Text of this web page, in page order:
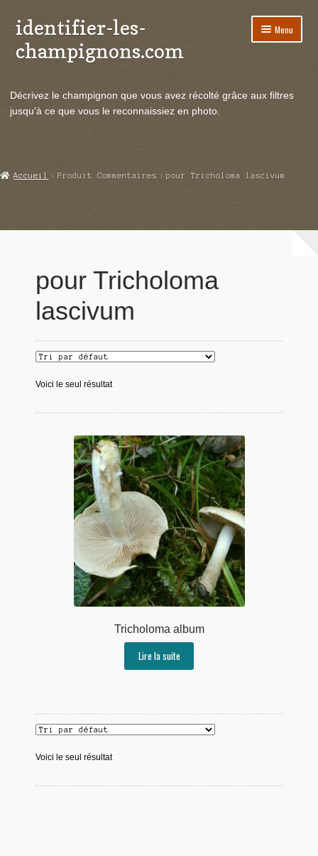
Aller
à
la
Aller
au
contenu
identifier-les-
champignons.com
Menu
le
Actualités
menu
Echanges et contacts
Ouvrir
Décrivez le champignon que vous avez récolté grâce aux filtres
jusqu'à ce que vous le reconnaissiez en photo.
Accueil Produit Commentaires pour Tricholoma lascivum
pour Tricholoma
lascivum
Voici le seul résultat
Tricholoma album
Lire la suite
Voici le seul résultat